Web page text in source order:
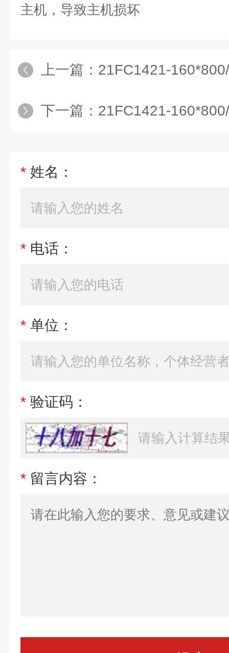
主机，导致主机损坏
上一篇： 21FC1421-160*800/
下一篇： 21FC1421-160*800/
* 姓名：
* 电话：
* 单位：
* 验证码：
* 留言内容：